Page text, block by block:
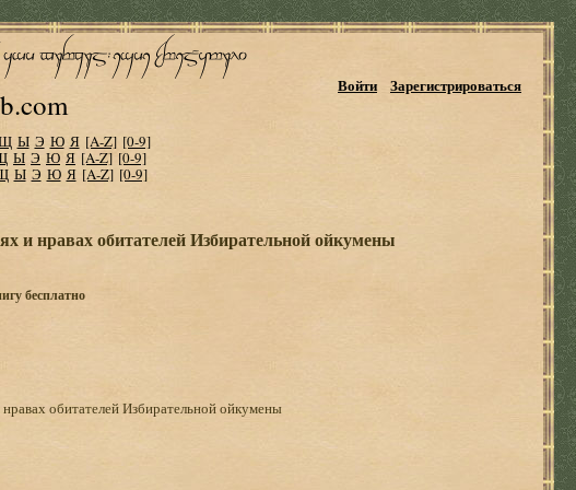
Войти Зарегистрироваться
Ы Э Ю Я [A-Z] [0-9]
Ы Э Ю Я [A-Z] [0-9]
Ы Э Ю Я [A-Z] [0-9]
и нравах обитателей Избирательной ойкумены
бесплатно
обитателей Избирательной ойкумены